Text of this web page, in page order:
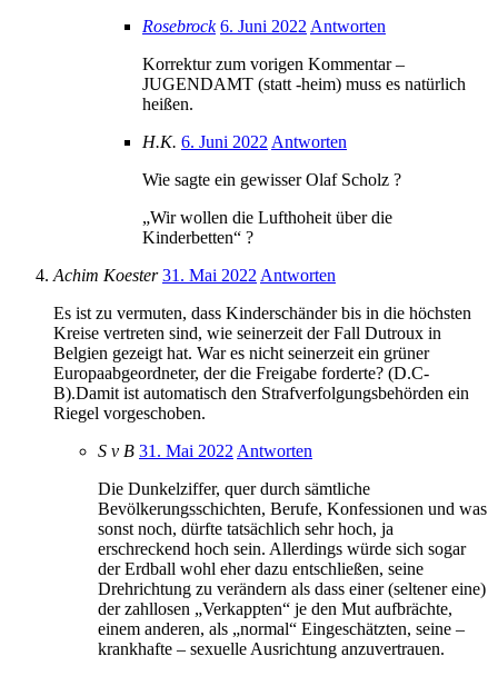
Rosebrock 6. Juni 2022 Antworten
Korrektur zum vorigen Kommentar –
JUGENDAMT (statt -heim) muss es natürlich
heißen.
H.K. 6. Juni 2022 Antworten
Wie sagte ein gewisser Olaf Scholz ?
„Wir wollen die Lufthoheit über die
Kinderbetten“ ?
Achim Koester 31. Mai 2022 Antworten
Es ist zu vermuten, dass Kinderschänder bis in die höchsten
Kreise vertreten sind, wie seinerzeit der Fall Dutroux in
Belgien gezeigt hat. War es nicht seinerzeit ein grüner
Europaabgeordneter, der die Freigabe forderte? (D.C-
B).Damit ist automatisch den Strafverfolgungsbehörden ein
Riegel vorgeschoben.
S v B 31. Mai 2022 Antworten
Die Dunkelziffer, quer durch sämtliche
Bevölkerungsschichten, Berufe, Konfessionen und was
sonst noch, dürfte tatsächlich sehr hoch, ja
erschreckend hoch sein. Allerdings würde sich sogar
der Erdball wohl eher dazu entschließen, seine
Drehrichtung zu verändern als dass einer (seltener eine)
der zahllosen „Verkappten“ je den Mut aufbrächte,
einem anderen, als „normal“ Eingeschätzten, seine –
krankhafte – sexuelle Ausrichtung anzuvertrauen.